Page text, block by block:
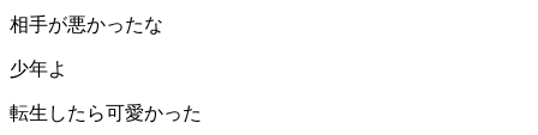
相手が悪かったな
少年よ
転生したら可愛かった